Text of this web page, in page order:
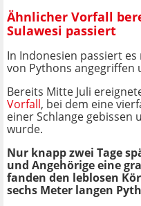
Ähnlicher Vorfall
Sulawesi passiert
In Indonesien passiert
von Pythons angegriffen
Bereits Mitte Juli
Vorfall, bei dem eine
einer Schlange gebissen
wurde.
Nur knapp zwei Tage
und Angehörige eine
fanden den leblosen
sechs Meter langen